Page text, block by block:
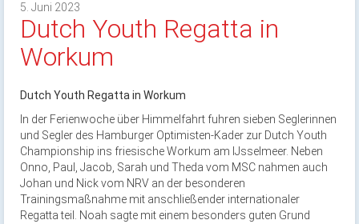
5. Juni 2023
Dutch Youth Regatta in
Workum
Dutch Youth Regatta in Workum
In der Ferienwoche über Himmelfahrt fuhren sieben Seglerinnen
und Segler des Hamburger Optimisten-Kader zur Dutch Youth
Championship ins friesische Workum am IJsselmeer. Neben
Onno, Paul, Jacob, Sarah und Theda vom MSC nahmen auch
Johan und Nick vom NRV an der besonderen
Trainingsmaßnahme mit anschließender internationaler
Regatta teil. Noah sagte mit einem besonders guten Grund